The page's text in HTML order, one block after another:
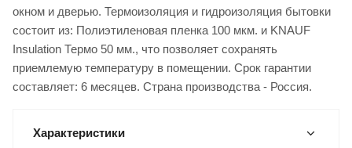
окном и дверью. Термоизоляция и гидроизоляция бытовки
состоит из: Полиэтиленовая пленка 100 мкм. и KNAUF
Insulation Термо 50 мм., что позволяет сохранять
приемлемую температуру в помещении. Срок гарантии
составляет: 6 месяцев. Страна производства - Россия.
Характеристики